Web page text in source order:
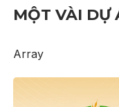
MỘT VÀI DỰ
Array